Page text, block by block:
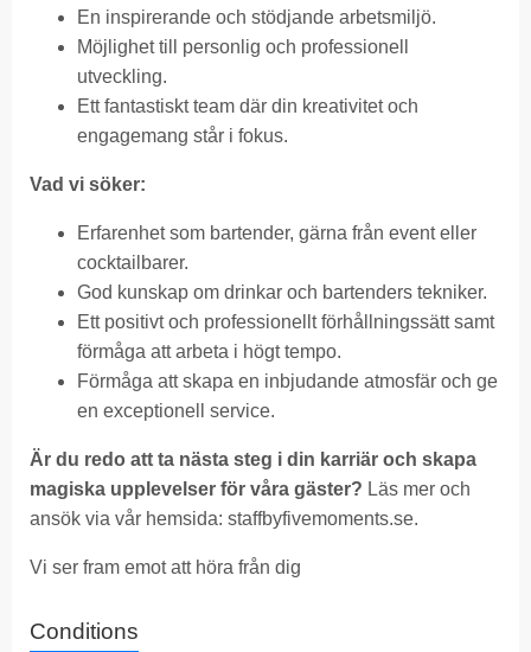
En inspirerande och stödjande arbetsmiljö.
Möjlighet till personlig och professionell
utveckling.
Ett fantastiskt team där din kreativitet och
engagemang står i fokus.
Vad vi söker:
Erfarenhet som bartender, gärna från event eller
cocktailbarer.
God kunskap om drinkar och bartenders tekniker.
Ett positivt och professionellt förhållningssätt samt
förmåga att arbeta i högt tempo.
Förmåga att skapa en inbjudande atmosfär och ge
en exceptionell service.
Är du redo att ta nästa steg i din karriär och skapa
magiska upplevelser för våra gäster? Läs mer och
ansök via vår hemsida: staffbyfivemoments.se.
Vi ser fram emot att höra från dig
Conditions